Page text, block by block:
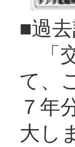
■過
「
て、
７年
大